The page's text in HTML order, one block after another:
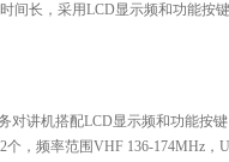
间长，采用LCD显示频和功能按
对讲机搭配LCD显示频和功能按
，频率范围VHF 136-174MHz，